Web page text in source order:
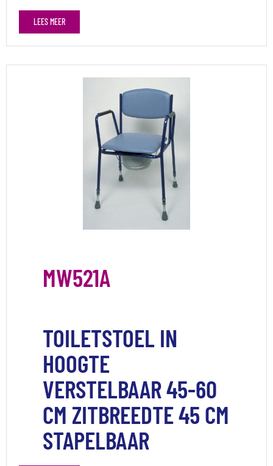
LEES MEER
MW521A
TOILETSTOEL IN
HOOGTE
VERSTELBAAR 45-60
CM ZITBREEDTE 45 CM
STAPELBAAR